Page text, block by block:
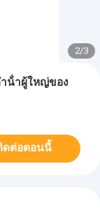
2/3
น้ําผู้ใหญ่ของ
ดต่อตอนนี้